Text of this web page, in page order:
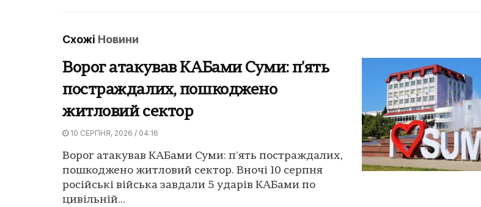
Схожі Новини
Ворог атакував КАБами Суми: п'ять
постраждалих, пошкоджено
житловий сектор
10 СЕРПНЯ, 2026 / 04:16
Ворог атакував КАБами Суми: п'ять постраждалих,
пошкоджено житловий сектор. Вночі 10 серпня
російські війська завдали 5 ударів КАБами по
цивільній...